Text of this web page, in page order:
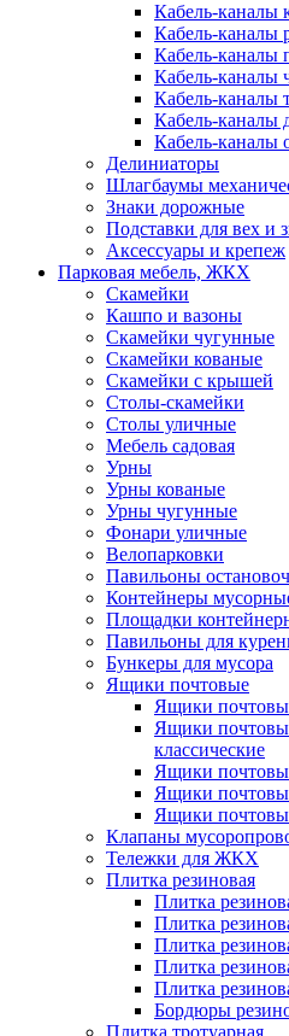
Кабель-каналы
Кабель-каналы
Кабель-каналы
Кабель-каналы
Кабель-каналы
Кабель-каналы
Кабель-каналы
Делиниаторы
Шлагбаумы
Знаки дорожные
Подставки для вех и
Аксессуары и крепеж
Парковая мебель, ЖКХ
Скамейки
Кашпо и вазоны
Скамейки чугунные
Скамейки кованые
Скамейки с крышей
Столы-скамейки
Столы уличные
Мебель садовая
Урны
Урны кованые
Урны чугунные
Фонари уличные
Велопарковки
Павильоны
Контейнеры
Площадки
Павильоны для
Бункеры для мусора
Ящики почтовые
Ящики
Ящики
классические
Ящики
Ящики
Ящики
Клапаны
Тележки для ЖКХ
Плитка резиновая
Плитка
Плитка
Плитка
Плитка
Плитка
Бордюры
Плитка тротуарная